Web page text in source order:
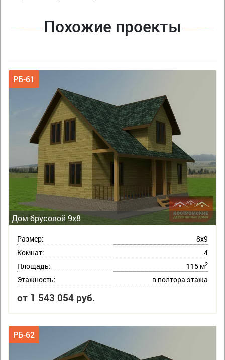
Похожие проекты
Дом брусовой 9х8
РБ-61
Размер:
8х9
Комнат:
4
Площадь:
115 м2
Этажность: в полтора этажа
от 1 543 054 руб.
РБ-62